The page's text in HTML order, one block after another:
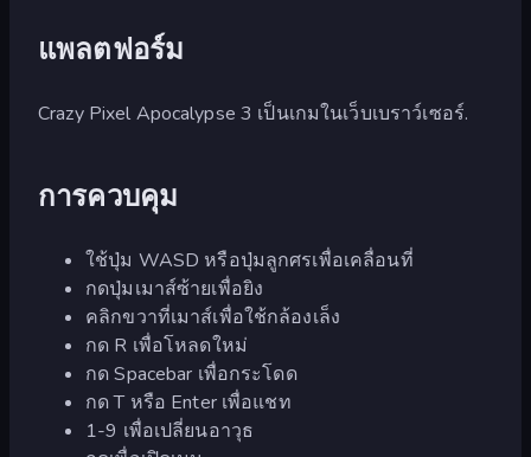
แพลตฟอร์ม
Crazy Pixel Apocalypse 3 เป็นเกมในเว็บเบราว์เซอร์.
การควบคุม
ใช้ปุ่ม WASD หรือปุ่มลูกศรเพื่อเคลื่อนที่
กดปุ่มเมาส์ซ้ายเพื่อยิง
คลิกขวาที่เมาส์เพื่อใช้กล้องเล็ง
กด R เพื่อโหลดใหม่
กด Spacebar เพื่อกระโดด
กด T หรือ Enter เพื่อแชท
1-9 เพื่อเปลี่ยนอาวุธ